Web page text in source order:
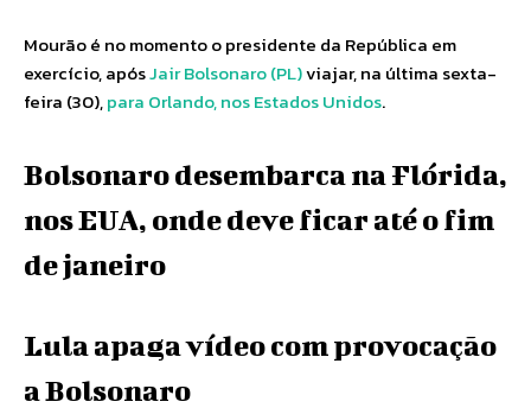
Mourão é no momento o presidente da República em
exercício, apósJair Bolsonaro (PL)viajar, na última sexta-
feira (30),para Orlando, nos Estados Unidos.
Bolsonaro desembarca na Flórida,
nos EUA, onde deve ficar até o fim
de janeiro
Lula apaga vídeo com provocação
a Bolsonaro